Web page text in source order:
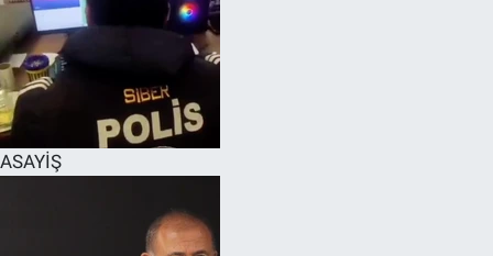
ASAYİŞ